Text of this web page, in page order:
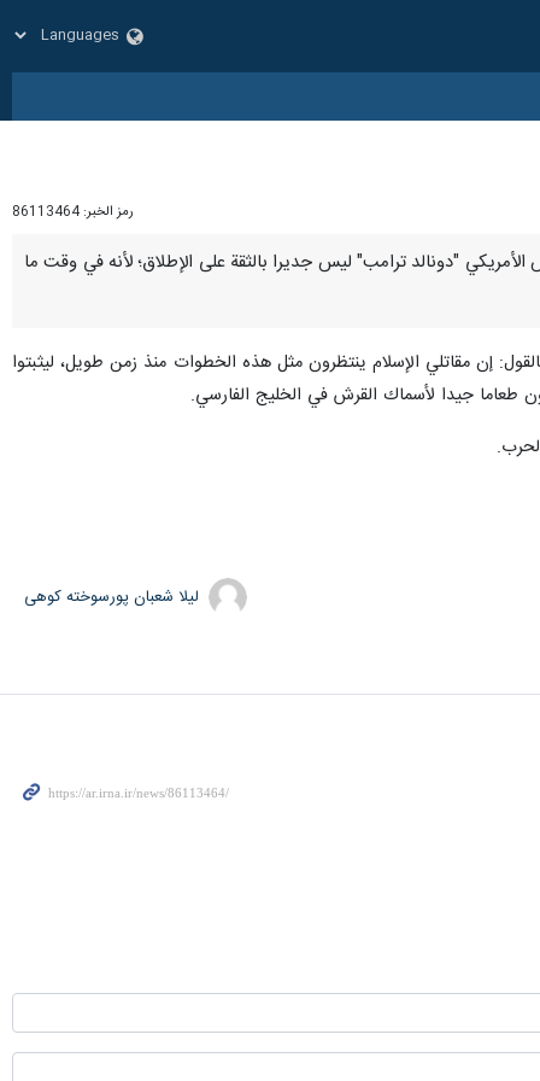
رمز الخبر: 86113464
الأمريكي "دونالد ترامب" ليس جديرا بالثقة على الإطلاق؛ لأنه في وقت ما
إن مقاتلي الإسلام ينتظرون مثل هذه الخطوات منذ زمن طويل، ليثبتوا
طعاما جيدا لأسماك القرش في الخليج الفارسي.
لیلا شعبان پورسوخته کوهی